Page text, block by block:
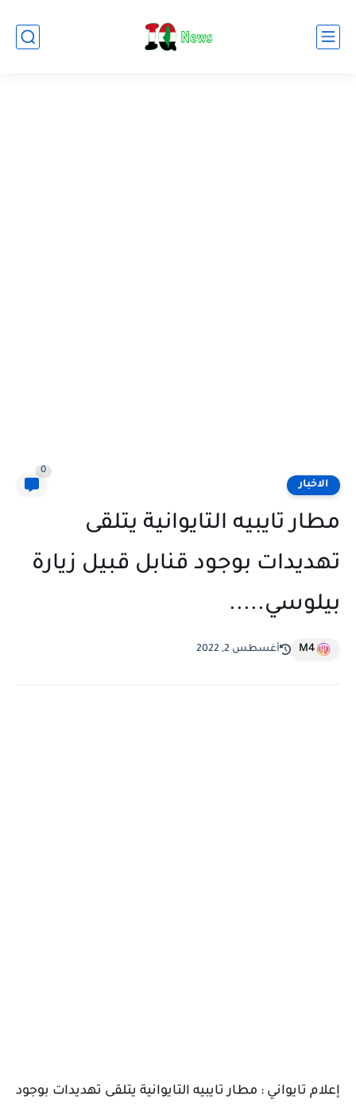
الاخبار
0
مطار تايبيه التايوانية يتلقى
تهديدات بوجود قنابل قبيل زيارة
بيلوسي.....
M4 أغسطس 2, 2022
‏إعلام تايواني : مطار تايبيه التايوانية يتلقى تهديدات بوجود